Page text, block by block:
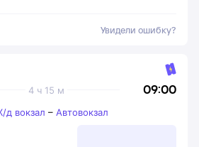
Увидели ошибку?
09:00
4 ч 15 м
д вокзал – Автовокзал